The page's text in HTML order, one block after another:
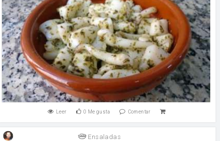
Leer 0 Me gusta Comentar
Ensaladas